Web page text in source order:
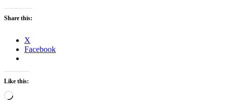
Share this:
X
Facebook
Like this:
Loading…